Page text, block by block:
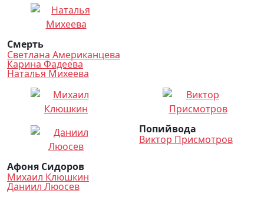
Смерть
Светлана Американцева
Карина Фадеева
Наталья Михеева
Афоня Сидоров
Михаил Клюшкин
Даниил Люосев
Попийвода
Виктор Присмотров